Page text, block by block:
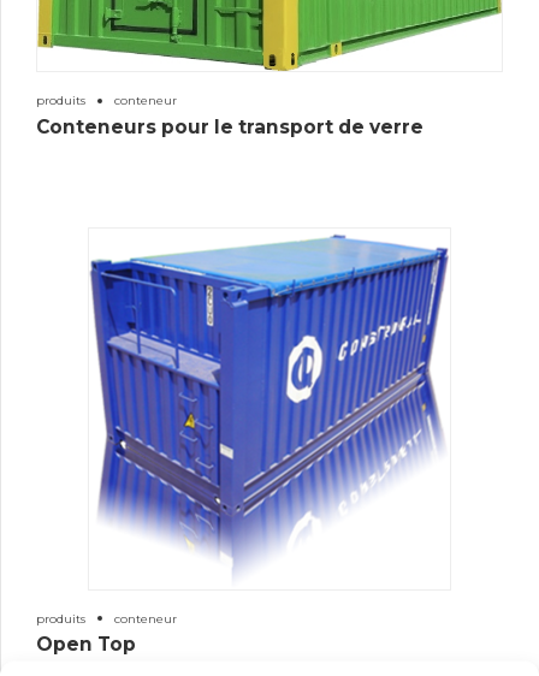
produits conteneur
Conteneurs pour le transport de verre
produits conteneur
Open Top